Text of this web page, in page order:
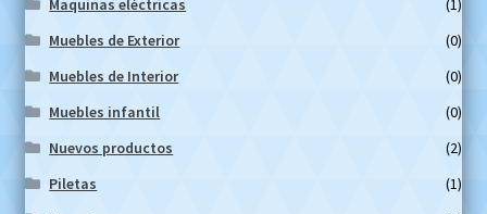
Muebles de Exterior
(0)
Muebles de Interior
(0)
Muebles infantil
(0)
Nuevos productos
(2)
Piletas
(1)